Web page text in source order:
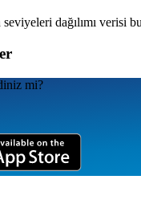
dağılımı verisi
mi?